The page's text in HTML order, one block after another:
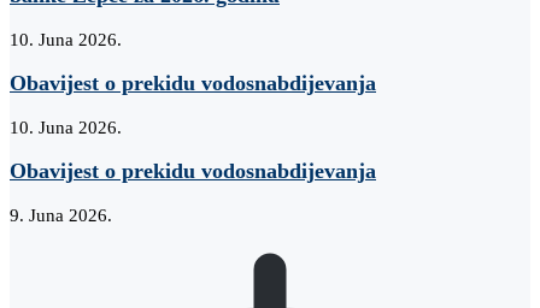
10. Juna 2026.
Obavijest o prekidu vodosnabdijevanja
10. Juna 2026.
Obavijest o prekidu vodosnabdijevanja
9. Juna 2026.